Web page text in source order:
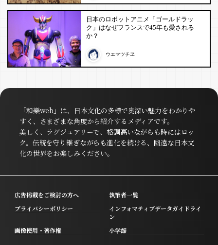
日本のロボットアニメ「ゴールドラッ
ク」はなぜフランスで45年も愛される
か？
ウエマツチヱ
「和樂web」は、日本文化の多様で奥深い魅力をわかりや
すく、さまざまな角度から紹介するメディアです。
美しく、ラグジュアリーで、格調高いながらも時にはロッ
ク。伝統を守り継ぎながらも進化を続ける、幽遠な日本文
化の世界をお楽しみください。
広告掲載をご検討の方へ
執筆者一覧
プライバシーポリシー
インフォマティブデータガイドライ
ン
画像使用・著作権
小学館